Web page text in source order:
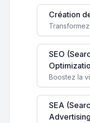
Création
SEO
SEA